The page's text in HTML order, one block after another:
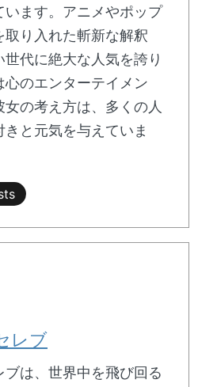
います。アニメやポップ
取り入れた斬新な解釈
世代に絶大な人気を誇り
心のエンターテイメン
女の考え方は、多くの人
きと元気を与えていま
レブ
ブは、世界中を飛び回る